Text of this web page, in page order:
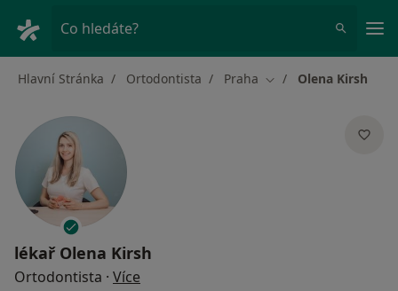
Co hledáte?
Hlavní Stránka Ortodontista Praha Změna města
Olena Kirsh
lékař Olena Kirsh
Ortodontista · Více